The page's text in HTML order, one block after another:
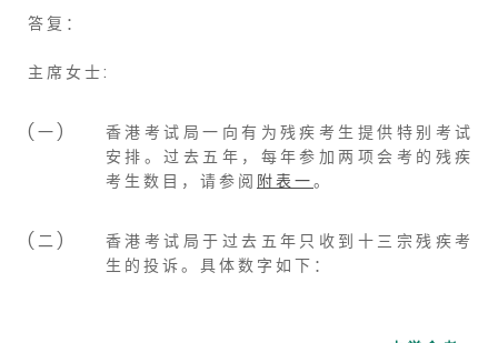
答 复 ：
主 席 女 士 :
( 一 )
香 港 考 试 局 一 向 有 为 残 疾 考 生 提 供 特 别 考 试
安 排 。 过 去 五 年 ， 每 年 参 加 两 项 会 考 的 残 疾
考 生 数 目 ， 请 参 阅 附 表 一。
( 二 )
香 港 考 试 局 于 过 去 五 年 只 收 到 十 三 宗 残 疾 考
生 的 投 诉 。 具 体 数 字 如 下 ：